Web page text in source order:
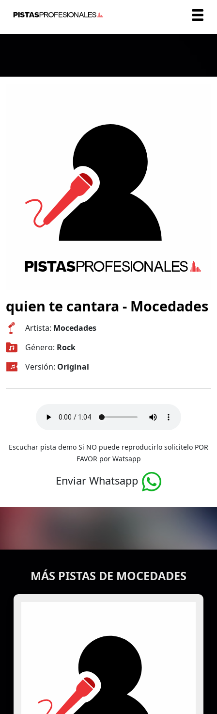
quien te cantara - Mocedades
Artista: Mocedades
Género: Rock
Versión: Original
Escuchar pista demo Si NO puede reproducirlo solicitelo POR
FAVOR por Watsapp
Enviar Whatsapp
MÁS PISTAS DE MOCEDADES